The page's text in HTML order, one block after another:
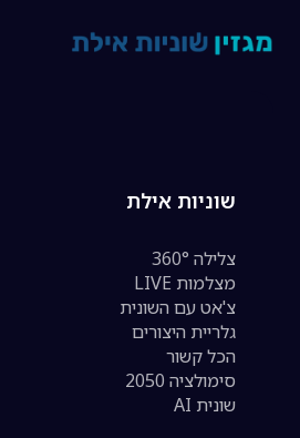
12:40
שוניות אילת
צלילה 360°
מצלמות LIVE
צ'אט עם השונית
גלריית היצורים
הכל קשור
סימולציה 2050
שונית AI